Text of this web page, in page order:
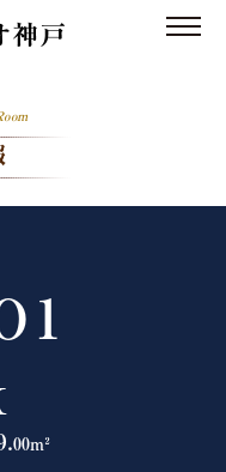
00m²